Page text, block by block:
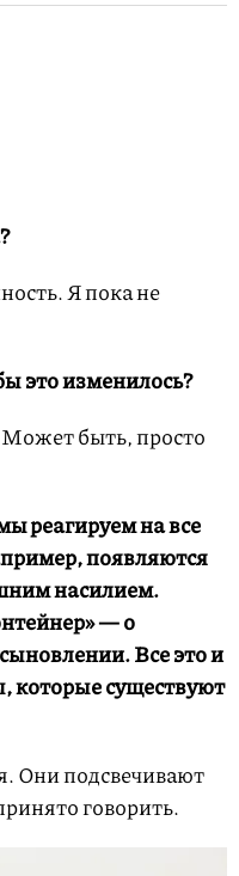
Я пока не
это изменилось?
быть, просто
реагируем на все
появляются
насилием.
— о
Все это и
которые существуют
Они подсвечивают
говорить.